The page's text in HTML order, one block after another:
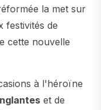
la met sur
festivités de
cette nouvelle
à l'héroïne
et de